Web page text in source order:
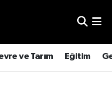
ve Tarım Eğitim
ve Fikstür